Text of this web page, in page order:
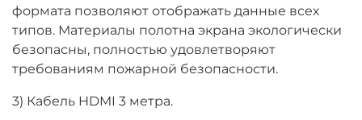
формата позволяют отображать данные всех
типов. Материалы полотна экрана экологически
безопасны, полностью удовлетворяют
требованиям пожарной безопасности.
3) Кабель HDMI 3 метра.